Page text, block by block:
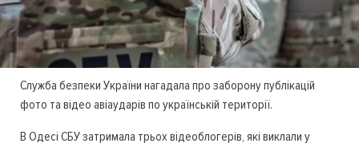
Служба безпеки України нагадала про заборону публікацій
фото та відео авіаударів по українській території.
В Одесі СБУ затримала трьох відеоблогерів, які виклали у